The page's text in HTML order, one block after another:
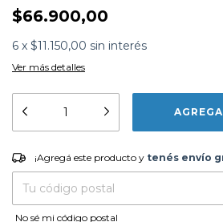
$66.900,00
6 x $11.150,00 sin interés
Ver más detalles
¡Agregá este producto y
¡Agregá este producto y tenés envío
No sé mi código postal
Formato:
LIBROS
Editorial:
Capitan Swing
Encuadernación:Tapa Blanda
ISBN:9791399039153
Sinópsis